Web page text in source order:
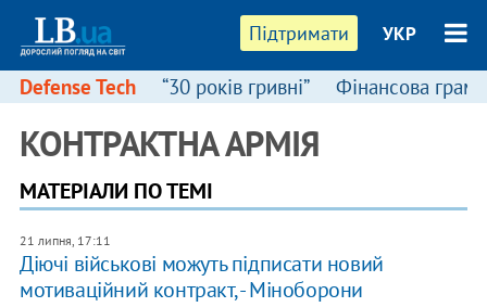
Підтримати УКР
Defense Tech “30 років гривні” Фінансова
КОНТРАКТНА АРМІЯ
МАТЕРІАЛИ ПО ТЕМІ
21 липня, 17:11
Діючі військові можуть підписати новий
мотиваційний контракт, - Міноборони